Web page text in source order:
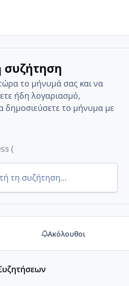
συζήτηση
το μήνυμά σας και να
ήδη λογαριασμό,
δημοσιεύσετε το μήνυμα με
τη συζήτηση...
Ακόλουθοι